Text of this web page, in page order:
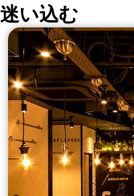
迷い込む